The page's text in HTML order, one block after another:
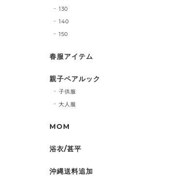
130
140
150
春服アイテム
親子ペアルック
子供服
大人服
MOM
浴衣/甚平
沖縄送料追加